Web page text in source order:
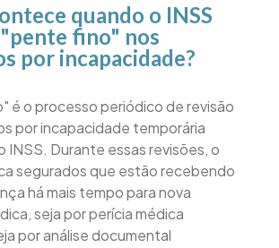
quando o INSS
fino" nos
por incapacidade?
é o processo periódico de revisão
por incapacidade temporária
INSS. Durante essas revisões, o
segurados que estão recebendo
há mais tempo para nova
seja por perícia médica
por análise documental